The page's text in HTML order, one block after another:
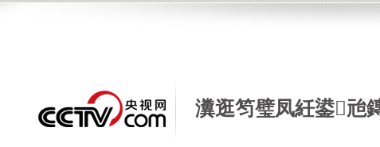
瀵逛笉璧凤紝鍙兘